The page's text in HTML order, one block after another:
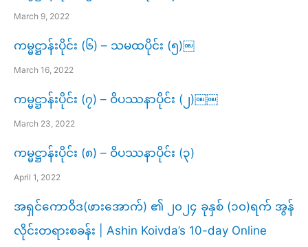
March 9, 2022
ကမ္မဋ္ဌာန်းပိုင်း (၆) – သမထပိုင်း (၅)￼
March 16, 2022
ကမ္မဋ္ဌာန်းပိုင်း (၇) – ဝိပဿနာပိုင်း (၂)￼￼
March 23, 2022
ကမ္မဋ္ဌာန်းပိုင်း (၈) – ဝိပဿနာပိုင်း (၃)
April 1, 2022
အရှင်ကောဝိဒ(ဖားအောက်) ၏ ၂၀၂၄ ခုနှစ် (၁၀)ရက် အွန်
လိုင်းတရားစခန်း | Ashin Koivda’s 10-day Online